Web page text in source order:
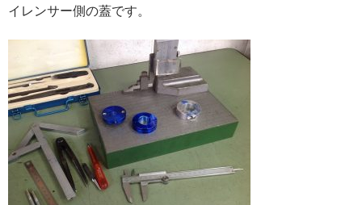
イレンサー側の蓋です。